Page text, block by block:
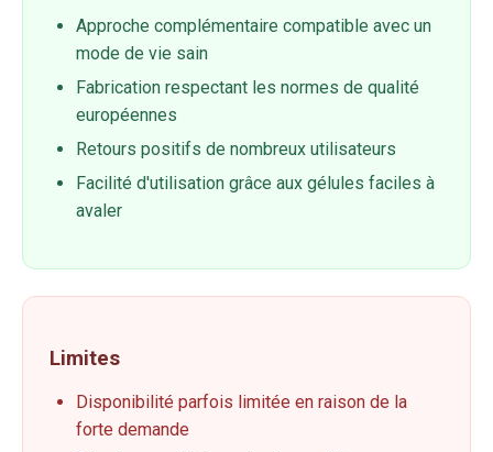
Approche complémentaire compatible avec un
mode de vie sain
Fabrication respectant les normes de qualité
européennes
Retours positifs de nombreux utilisateurs
Facilité d'utilisation grâce aux gélules faciles à
avaler
Limites
Disponibilité parfois limitée en raison de la
forte demande